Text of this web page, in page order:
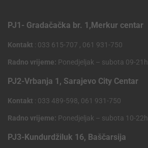
PJ1- Gradačačka br. 1,Merkur centar
Kontakt : 033 615-707 , 061 931-750
Radno vrijeme: Ponedjeljak – subota 09-21h
PJ2-Vrbanja 1, Sarajevo City Centar
Kontakt : 033 489-598, 061 931-750
Radno vrijeme: Ponedjeljak – subota 10-22h
PJ3-Kundurdžiluk 16, Baščarsija